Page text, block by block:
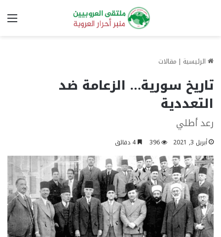
الرئيسية | مقالات
تاريخ سورية… الزعامة ضد
التعددية
رعد أطلي
أبريل 3, 2021 396